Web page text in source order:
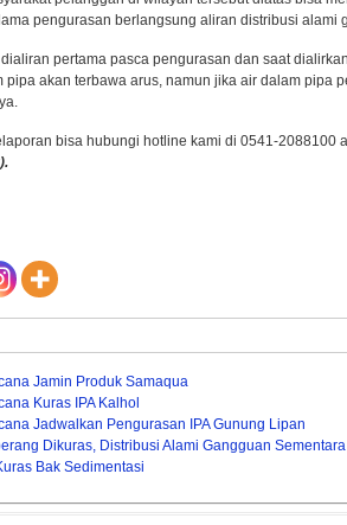
pengurasan berlangsung aliran distribusi alami
pertama pasca pengurasan dan saat
pipa akan terbawa arus, namun jika air dalam pipa
bisa hubungi hotline kami di 0541-2088100
Jamin Produk Samaqua
Kuras IPA Kalhol
Jadwalkan Pengurasan IPA Gunung Lipan
Dikuras, Distribusi Alami Gangguan Sementara
Bak Sedimentasi